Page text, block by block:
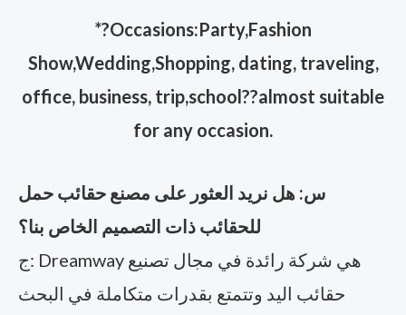
*?Occasions:Party,Fashion
Show,Wedding,Shopping, dating, traveling,
office, business, trip,school??almost suitable
for any occasion.
س: هل نريد العثور على مصنع حقائب حمل
للحقائب ذات التصميم الخاص بنا؟
ج: Dreamway هي شركة رائدة في مجال تصنيع
حقائب اليد وتتمتع بقدرات متكاملة في البحث